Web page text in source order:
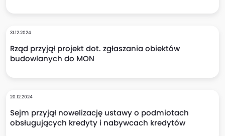
31.12.2024
Rząd przyjął projekt dot. zgłaszania obiektów
budowlanych do MON
20.12.2024
Sejm przyjął nowelizację ustawy o podmiotach
obsługujących kredyty i nabywcach kredytów